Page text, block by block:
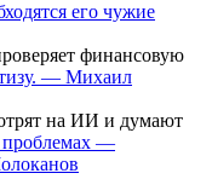
его чужие
финансовую
— Михаил
на ИИ и думают
проблемах —